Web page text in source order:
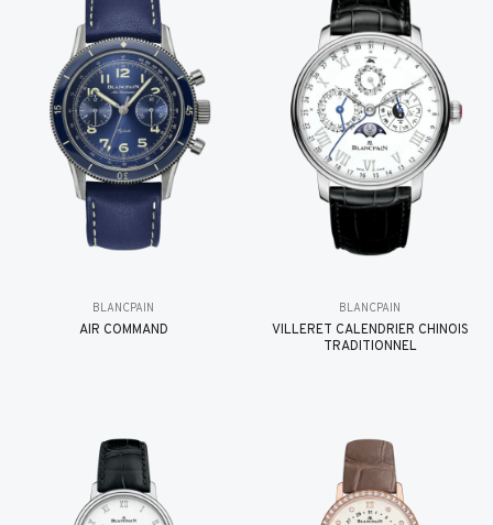
BLANCPAIN
AIR COMMAND
BLANCPAIN
VILLERET CALENDRIER CHINOIS
TRADITIONNEL